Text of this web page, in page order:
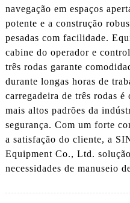
navegação em espaços
potente e a construção
pesadas com facilidade.
cabine do operador e
três rodas garante
durante longas horas de
carregadeira de três rodas é
mais altos padrões da
segurança. Com um forte
a satisfação do cliente, a
Equipment Co., Ltd.
necessidades de manuseio